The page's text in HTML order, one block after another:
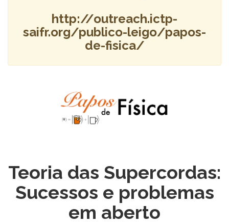
http://outreach.ictp-
saifr.org/publico-leigo/papos-
de-fisica/
Teoria das Supercordas:
Sucessos e problemas
em aberto